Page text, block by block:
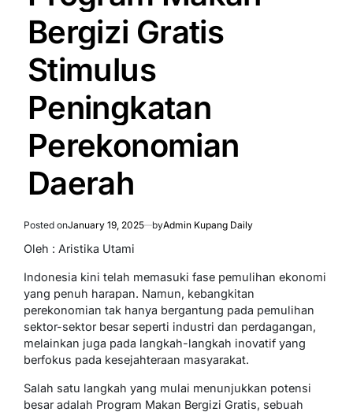
Bergizi Gratis
Stimulus
Peningkatan
Perekonomian
Daerah
Posted onJanuary 19, 2025 byAdmin Kupang Daily
Oleh : Aristika Utami
Indonesia kini telah memasuki fase pemulihan ekonomi
yang penuh harapan. Namun, kebangkitan
perekonomian tak hanya bergantung pada pemulihan
sektor-sektor besar seperti industri dan perdagangan,
melainkan juga pada langkah-langkah inovatif yang
berfokus pada kesejahteraan masyarakat.
Salah satu langkah yang mulai menunjukkan potensi
besar adalah Program Makan Bergizi Gratis, sebuah